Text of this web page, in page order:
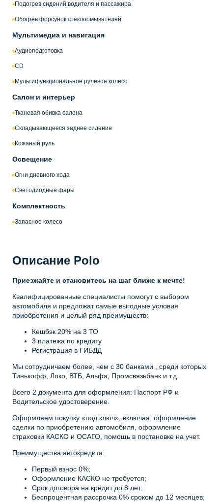
Подогрев сидений водителя и пассажира
Обогрев форсунок стеклоомывателей
Мультимедиа и навигация
Аудиоподготовка
CD
Мультифункциональное рулевое колесо
Салон и интерьер
Тканевая обивка салона
Складывающееся заднее сидение
Кожаный руль
Освещение
Огни дневного хода
Светодиодные фары
Комплектность
Запасное колесо
Описание Polo
Приезжайте и становитесь на шаг ближе к мечте!
Квалифицированные специалисты помогут с выбором
автомобиля и предложат самые выгодные условия
приобретения и целый ряд преимуществ:
Кешбэк 20% на 3 ТО
3 платежа по кредиту
Регистрация в ГИБДД
Мы сотрудничаем более, чем с 30 банками , среди которых
Тинькофф, Локо, ВТБ, Альфа, Промсвязьбанк и т.д.
Всего 2 документа для оформления: Паспорт РФ и
Водительское удостоверение.
Оформляем покупку «под ключ», включая: оформление
сделки по приобретению автомобиля, оформление
страховки КАСКО и ОСАГО, помощь в постановке на учет.
Преимущества автокредита:
Первый взнос 0%;
Оформление КАСКО не требуется;
Срок договора на кредит до 8 лет;
Беспроцентная рассрочка 0% сроком до 12 месяцев;